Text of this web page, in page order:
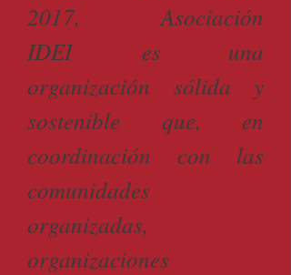
2017, Asociación
IDEI es una
organización sólida y
sostenible que, en
coordinación con las
comunidades
organizadas,
organizaciones